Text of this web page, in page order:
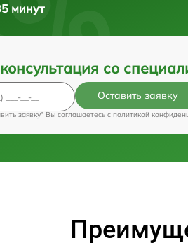
минут
со
Оставить заявку
заявку" Вы соглашаетесь c политикой